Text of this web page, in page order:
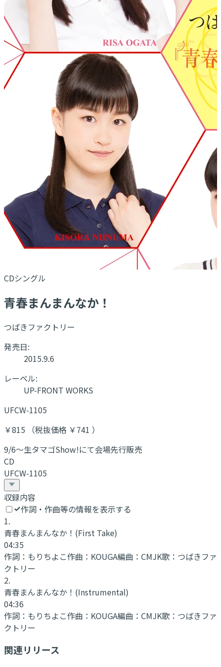
CDシングル
青春まんまんなか！
つばきファクトリー
発売日:
2015.9.6
レーベル:
UP-FRONT WORKS
UFCW-1105
￥815 （税抜価格 ￥741 ）
9/6〜生タマゴShow!にて会場先行販売
CD
UFCW-1105
収録内容
作詞・作曲等の情報を表示する
1.
青春まんまんなか！ (First Take)
04:35
作詞： もりちよこ作曲： KOUGA編曲： CMJK歌： つばきファ
クトリー
2.
青春まんまんなか！ (Instrumental)
04:36
作詞： もりちよこ作曲： KOUGA編曲： CMJK歌： つばきファ
クトリー
関連リリース